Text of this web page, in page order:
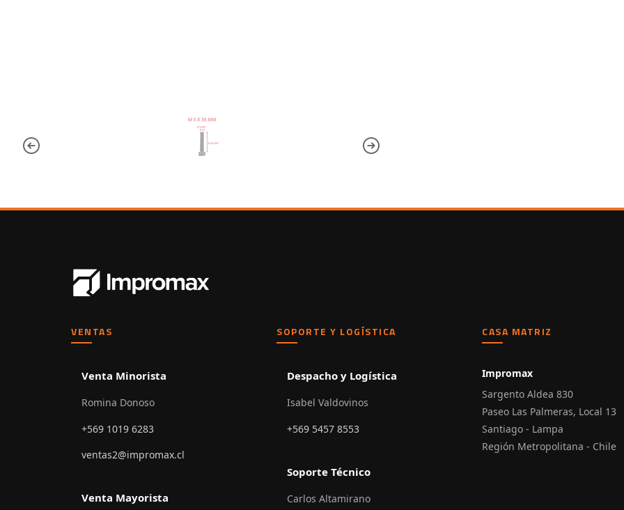
VENTAS
Venta Minorista
Romina Donoso
+569 1019 6283
ventas2@impromax.cl
Venta Mayorista
SOPORTE Y LOGÍSTICA
Despacho y Logística
Isabel Valdovinos
+569 5457 8553
Soporte Técnico
Carlos Altamirano
CASA MATRIZ
Impromax
Sargento Aldea 830
Paseo Las Palmeras, Local 13
Santiago - Lampa
Región Metropolitana - Chile